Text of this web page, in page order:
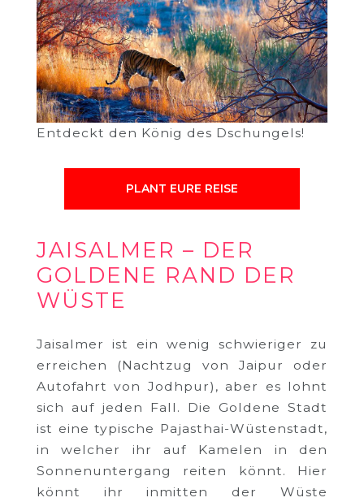
Entdeckt den König des Dschungels!
PLANT EURE REISE
JAISALMER – DER
GOLDENE RAND DER
WÜSTE
Jaisalmer ist ein wenig schwieriger zu
erreichen (Nachtzug von Jaipur oder
Autofahrt von Jodhpur), aber es lohnt
sich auf jeden Fall. Die Goldene Stadt
ist eine typische Pajasthai-Wüstenstadt,
in welcher ihr auf Kamelen in den
Sonnenuntergang reiten könnt. Hier
könnt ihr inmitten der Wüste